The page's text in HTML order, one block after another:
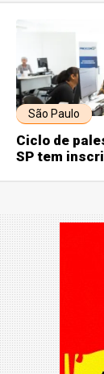
São Paulo
Ciclo de
SP tem